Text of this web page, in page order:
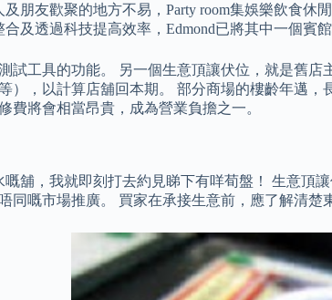
朋友歡聚的地方不易，Party room集娛樂飲食
及透過科技提高效率，Edmond已將其中一個賓
試工具的功能。 另一個生意頂讓伏位，就是舊
），以計算店舖回本期。 部分商場的樓齡年邁
費將會相當昂貴，成為營業負擔之一。
嘅舖，我就即刻打去約見睇下有咩荀盤！ 生意
同嘅市場推廣。 買家在承接生意前，應了解清楚